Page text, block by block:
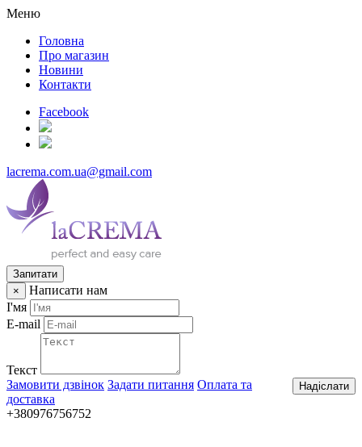
Меню
Головна
Про магазин
Новини
Контакти
Facebook
lacrema.com.ua@gmail.com
Запитати
×
Написати нам
І'мя
E-mail
Текст
Надіслати
Замовити дзвінок Задати питання Оплата та
доставка
+380976756752